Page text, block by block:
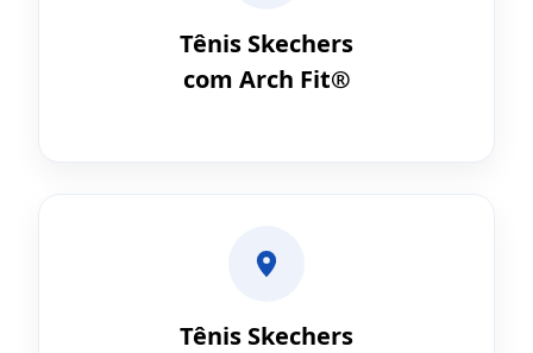
Tênis Skechers
com Arch Fit®
Tênis Skechers